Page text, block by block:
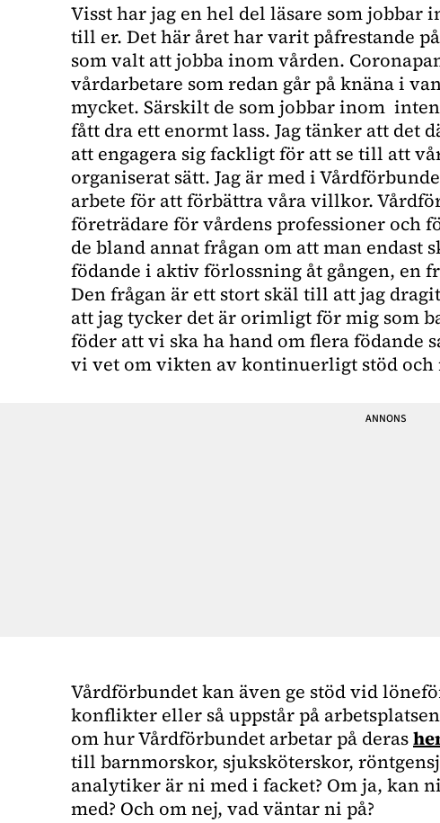
of
1
minute,
secondsVolume
0%
Visst har jag en hel del läsare som jobbar
till er. Det här året har varit påfrestande
som valt att jobba inom vården.
vårdarbetare som redan går på knäna i
mycket. Särskilt de som jobbar inom
fått dra ett enormt lass. Jag tänker att det
att engagera sig fackligt för att se till att
organiserat sätt. Jag är med i
arbete för att förbättra våra villkor.
företrädare för vårdens professioner och
de bland annat frågan om att man endast
födande i aktiv förlossning åt gången, en
Den frågan är ett stort skäl till att jag
att jag tycker det är orimligt för mig som
föder att vi ska ha hand om flera födande
vi vet om vikten av kontinuerligt stöd och
Vårdförbundet kan även ge stöd vid
konflikter eller så uppstår på
om hur Vårdförbundet arbetar på deras
till barnmorskor, sjuksköterskor,
analytiker är ni med i facket? Om ja, kan
med? Och om nej, vad väntar ni på?